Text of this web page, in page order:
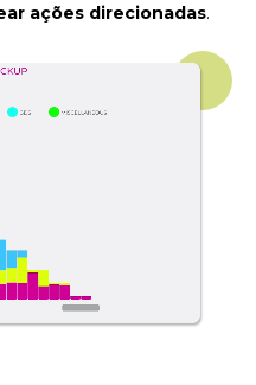
ações direcionadas.